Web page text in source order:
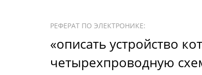
РЕФЕРАТ ПО ЭЛЕКТРОНИКЕ:
«описать устройство
четырехпроводную